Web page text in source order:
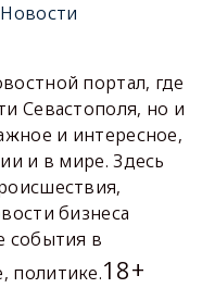
портал, где
Севастополя, но и
и интересное,
и в мире. Здесь
бизнеса
события в
политике.18+